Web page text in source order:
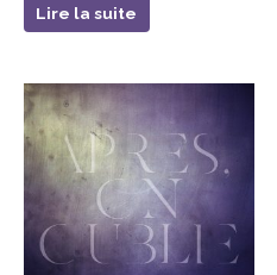
Lire la suite